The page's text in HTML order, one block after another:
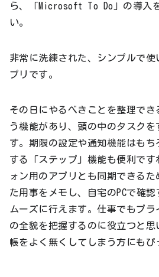
ら、「Microsoft To Do」の導入
い。
非常に洗練された、シンプルで
プリです。
その日にやるべきことを整理で
う機能があり、頭の中のタスク
す。期限の設定や通知機能はも
する「ステップ」機能も便利です
ォン用のアプリとも同期できる
た用事をメモし、自宅のPCで確
ムーズに行えます。仕事でもプ
の全貌を把握するのに役立つと
帳をよく無くしてしまう方にもぴ